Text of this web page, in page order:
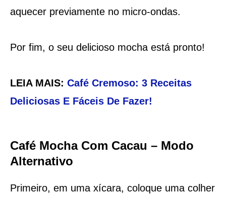
aquecer previamente no micro-ondas.
Por fim, o seu delicioso mocha está pronto!
LEIA MAIS: Café Cremoso: 3 Receitas
Deliciosas E Fáceis De Fazer!
Café Mocha Com Cacau – Modo
Alternativo
Primeiro, em uma xícara, coloque uma colher